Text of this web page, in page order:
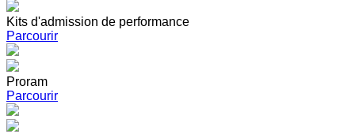
Kits d'admission de performance
Parcourir
Proram
Parcourir